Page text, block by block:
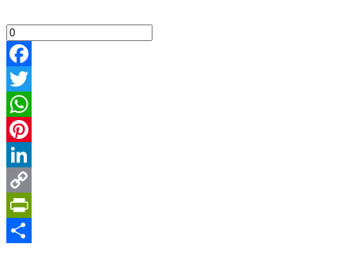
Facebook
Twitter
WhatsApp
Pinterest
LinkedIn
Copy
Link
PrintFriendly